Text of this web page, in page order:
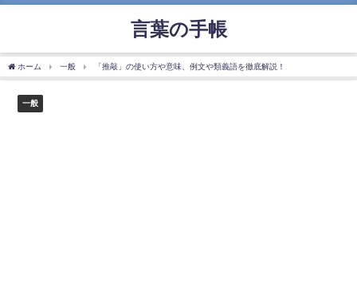
言葉の手帳
ホーム 一般 「推敲」の使い方や意味、例文や類義語を徹底解説！
一般